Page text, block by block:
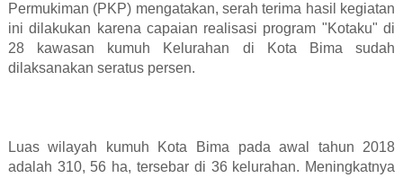
Permukiman (PKP) mengatakan, serah terima hasil kegiatan
ini dilakukan karena capaian realisasi program "Kotaku" di
28 kawasan kumuh Kelurahan di Kota Bima sudah
dilaksanakan seratus persen.
Luas wilayah kumuh Kota Bima pada awal tahun 2018
adalah 310, 56 ha, tersebar di 36 kelurahan. Meningkatnya